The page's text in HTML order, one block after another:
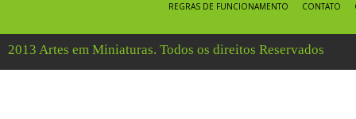
REGRAS DE FUNCIONAMENTO CONTATO
2013 Artes em Miniaturas. Todos os direitos Reservados